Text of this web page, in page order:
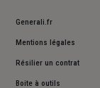
Generali.fr
Mentions légales
Résilier un contrat
Boite à outils